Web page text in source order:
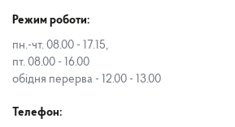
Режим роботи:
пн.-чт. 08.00 - 17.15,
пт. 08.00 - 16.00
обідня перерва - 12.00 - 13.00
Телефон: